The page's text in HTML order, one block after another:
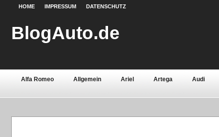
HOME IMPRESSUM DATENSCHUTZ
BlogAuto.de
Alfa Romeo Allgemein Ariel Artega Audi
Chevrolet Chrysler Citroën Continental Dacia